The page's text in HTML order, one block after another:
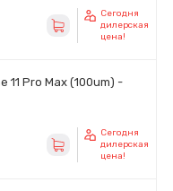
Сегодня
дилерская
цена!
11 Pro Max (100um) -
Сегодня
дилерская
цена!